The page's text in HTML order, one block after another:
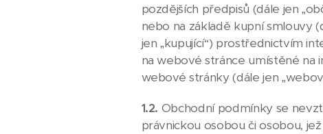
pozdějších předpisů (dále jen
nebo na základě kupní smlouvy
jen „kupující“) prostřednictvím
na webové stránce umístěné na
webové stránky (dále jen
1.2. Obchodní podmínky se
právnickou osobou či osobou,